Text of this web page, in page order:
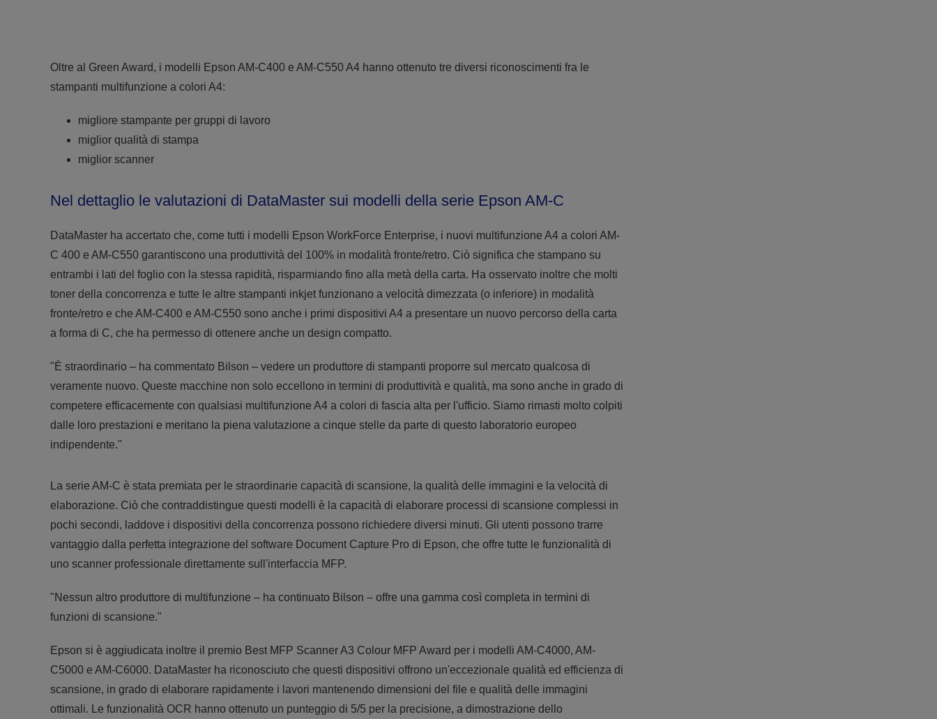
Oltre al Green Award, i modelli Epson AM-C400 e AM-C550 A4 hanno ottenuto tre diversi riconoscimenti fra le
stampanti multifunzione a colori A4:
migliore stampante per gruppi di lavoro
miglior qualità di stampa
miglior scanner
Nel dettaglio le valutazioni di DataMaster sui modelli della serie Epson AM-C
DataMaster ha accertato che, come tutti i modelli Epson WorkForce Enterprise, i nuovi multifunzione A4 a colori AM-
C 400 e AM-C550 garantiscono una produttività del 100% in modalità fronte/retro. Ciò significa che stampano su
entrambi i lati del foglio con la stessa rapidità, risparmiando fino alla metà della carta. Ha osservato inoltre che molti
toner della concorrenza e tutte le altre stampanti inkjet funzionano a velocità dimezzata (o inferiore) in modalità
fronte/retro e che AM-C400 e AM-C550 sono anche i primi dispositivi A4 a presentare un nuovo percorso della carta
a forma di C, che ha permesso di ottenere anche un design compatto.
"È straordinario – ha commentato Bilson – vedere un produttore di stampanti proporre sul mercato qualcosa di
veramente nuovo. Queste macchine non solo eccellono in termini di produttività e qualità, ma sono anche in grado di
competere efficacemente con qualsiasi multifunzione A4 a colori di fascia alta per l'ufficio. Siamo rimasti molto colpiti
dalle loro prestazioni e meritano la piena valutazione a cinque stelle da parte di questo laboratorio europeo
indipendente."
La serie AM-C è stata premiata per le straordinarie capacità di scansione, la qualità delle immagini e la velocità di
elaborazione. Ciò che contraddistingue questi modelli è la capacità di elaborare processi di scansione complessi in
pochi secondi, laddove i dispositivi della concorrenza possono richiedere diversi minuti. Gli utenti possono trarre
vantaggio dalla perfetta integrazione del software Document Capture Pro di Epson, che offre tutte le funzionalità di
uno scanner professionale direttamente sull'interfaccia MFP.
"Nessun altro produttore di multifunzione – ha continuato Bilson – offre una gamma così completa in termini di
funzioni di scansione."
Epson si è aggiudicata inoltre il premio Best MFP Scanner A3 Colour MFP Award per i modelli AM-C4000, AM-
C5000 e AM-C6000. DataMaster ha riconosciuto che questi dispositivi offrono un'eccezionale qualità ed efficienza di
scansione, in grado di elaborare rapidamente i lavori mantenendo dimensioni del file e qualità delle immagini
ottimali. Le funzionalità OCR hanno ottenuto un punteggio di 5/5 per la precisione, a dimostrazione dello